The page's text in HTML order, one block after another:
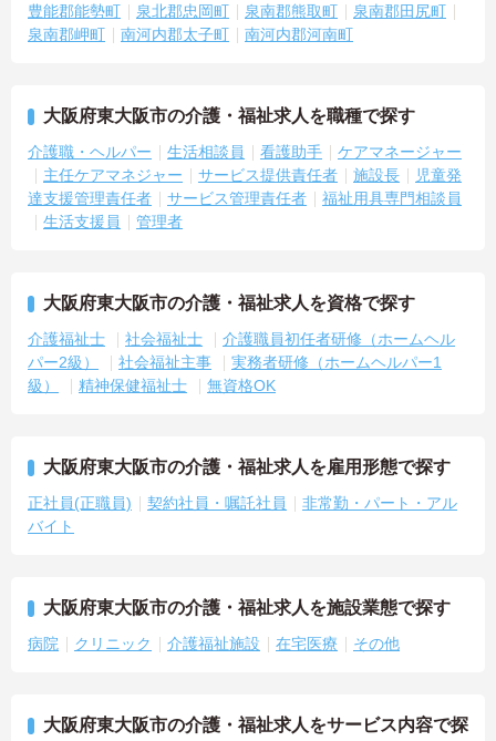
豊能郡能勢町
泉北郡忠岡町 泉南郡熊取町
泉南郡田尻町
泉南郡岬町
南河内郡太子町 南河内郡河南町
大阪府東大阪市の介護・福祉求人を職種で探す
介護職・ヘルパー 生活相談員 看護助手
ケアマネージャー
主任ケアマネジャー
サービス提供責任者 施設長
児童発
達支援管理責任者
サービス管理責任者
福祉用具専門相談員
生活支援員
管理者
大阪府東大阪市の介護・福祉求人を資格で探す
介護福祉士 社会福祉士
介護職員初任者研修（ホームヘル
パー2級）
社会福祉主事
実務者研修（ホームヘルパー1
級）
精神保健福祉士 無資格OK
大阪府東大阪市の介護・福祉求人を雇用形態で探す
正社員(正職員) 契約社員・嘱託社員
非常勤・パート・アル
バイト
大阪府東大阪市の介護・福祉求人を施設業態で探す
病院 クリニック 介護福祉施設 在宅医療 その他
大阪府東大阪市の介護・福祉求人をサービス内容で探